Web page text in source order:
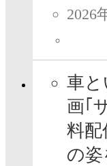
2026
車と
画｢
料配
の